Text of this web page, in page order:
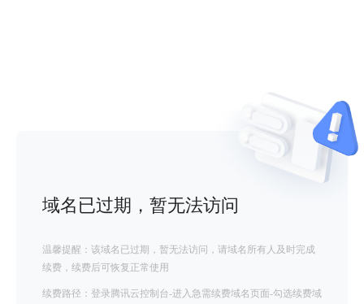
域名已过期，暂无法访问
温馨提醒：该域名已过期，暂无法访问，请域名所有人及时完成
续费，续费后可恢复正常使用
续费路径：登录腾讯云控制台-进入急需续费域名页面-勾选续费域